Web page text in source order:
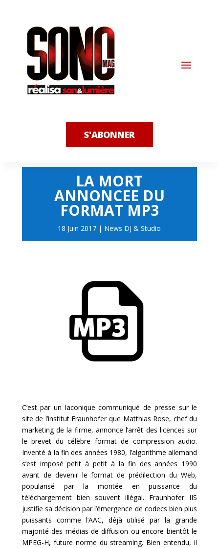
S'ABONNER
LA MORT
ANNONCEE DU
FORMAT MP3
18 Juin 2017 | News DJ & Studio
C’est par un laconique communiqué de presse sur le
site de l’institut Fraunhofer que Matthias Rose, chef du
marketing de la firme, annonce l’arrêt des licences sur
le brevet du célèbre format de compression audio.
Inventé à la fin des années 1980, l’algorithme allemand
s’est imposé petit à petit à la fin des années 1990
avant de devenir le format de prédilection du Web,
popularisé par la montée en puissance du
téléchargement bien souvent illégal. Fraunhofer IIS
justifie sa décision par l’émergence de codecs bien plus
puissants comme l’AAC, déjà utilisé par la grande
majorité des médias de diffusion ou encore bientôt le
MPEG-H, future norme du streaming. Bien entendu, il